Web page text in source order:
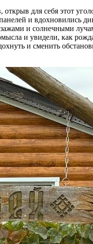
для себя этот
и вдохновились
и солнечными
и увидели, как
и сменить